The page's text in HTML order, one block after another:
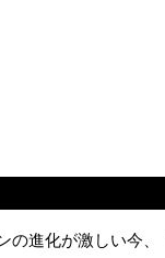
の進化が激しい今